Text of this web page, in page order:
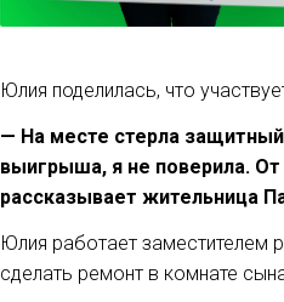
Юлия поделилась, что
— На месте стерла защитный
выигрыша, я не поверила. От
рассказывает жительница
Юлия работает заместителем
сделать ремонт в комнате